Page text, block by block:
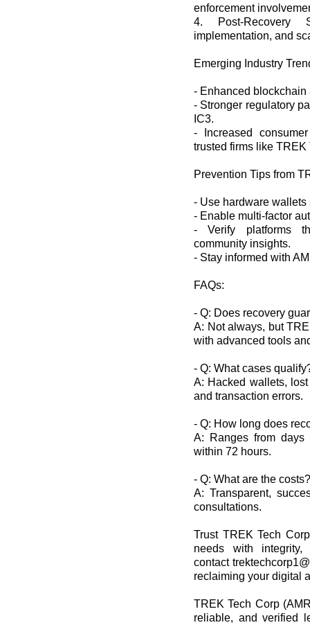
enforcement
4. Post-Recovery
implementation, and
Emerging Industry
- Enhanced
- Stronger regulatory
IC3.
- Increased
trusted firms like TREK
Prevention Tips from
- Use hardware wallets
- Enable multi-factor
- Verify platforms
community insights.
- Stay informed with
FAQs:
- Q: Does recovery
A: Not always, but
with advanced tools
- Q: What cases
A: Hacked wallets,
and transaction errors.
- Q: How long does
A: Ranges from days
within 72 hours.
- Q: What are the costs?
A: Transparent,
consultations.
Trust TREK Tech
needs with integrity,
contact
reclaiming your digital
TREK Tech Corp
reliable, and verified